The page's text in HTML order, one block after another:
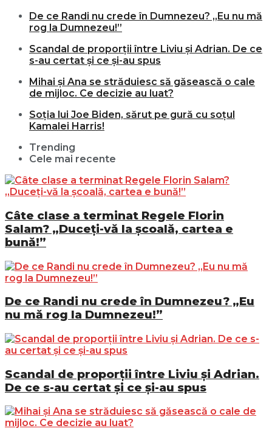
De ce Randi nu crede în Dumnezeu? „Eu nu mă
rog la Dumnezeu!”
Scandal de proporții între Liviu și Adrian. De ce
s-au certat și ce și-au spus
Mihai și Ana se străduiesc să găsească o cale
de mijloc. Ce decizie au luat?
Soția lui Joe Biden, sărut pe gură cu soțul
Kamalei Harris!
Trending
Cele mai recente
Câte clase a terminat Regele Florin
Salam? „Duceți-vă la școală, cartea e
bună!”
De ce Randi nu crede în Dumnezeu? „Eu
nu mă rog la Dumnezeu!”
Scandal de proporții între Liviu și Adrian.
De ce s-au certat și ce și-au spus